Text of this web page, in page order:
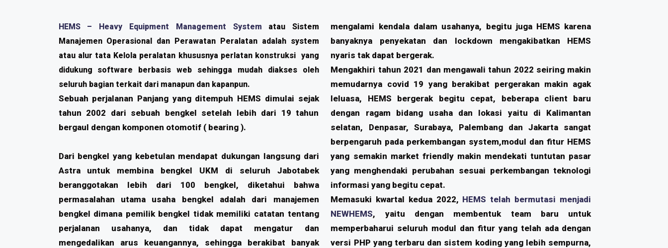
HEMS – Heavy Equipment Management System atau Sistem
Manajemen Operasional dan Perawatan Peralatan adalah system
atau alur tata Kelola peralatan khususnya perlatan konstruksi yang
didukung software berbasis web sehingga mudah diakses oleh
seluruh bagian terkait dari manapun dan kapanpun.
Sebuah perjalanan Panjang yang ditempuh HEMS dimulai sejak
tahun 2002 dari sebuah bengkel setelah lebih dari 19 tahun
bergaul dengan komponen otomotif ( bearing ).
Dari bengkel yang kebetulan mendapat dukungan langsung dari
Astra untuk membina bengkel UKM di seluruh Jabotabek
beranggotakan lebih dari 100 bengkel, diketahui bahwa
permasalahan utama usaha bengkel adalah dari manajemen
bengkel dimana pemilik bengkel tidak memiliki catatan tentang
perjalanan usahanya, dan tidak dapat mengatur dan
mengedalikan arus keuangannya, sehingga berakibat banyak
mengalami kendala dalam usahanya, begitu juga HEMS karena
banyaknya penyekatan dan lockdown mengakibatkan HEMS
nyaris tak dapat bergerak.
Mengakhiri tahun 2021 dan mengawali tahun 2022 seiring makin
memudarnya covid 19 yang berakibat pergerakan makin agak
leluasa, HEMS bergerak begitu cepat, beberapa client baru
dengan ragam bidang usaha dan lokasi yaitu di Kalimantan
selatan, Denpasar, Surabaya, Palembang dan Jakarta sangat
berpengaruh pada perkembangan system,modul dan fitur HEMS
yang semakin market friendly makin mendekati tuntutan pasar
yang menghendaki perubahan sesuai perkembangan teknologi
informasi yang begitu cepat.
Memasuki kwartal kedua 2022, HEMS telah bermutasi menjadi
NEWHEMS, yaitu dengan membentuk team baru untuk
memperbaharui seluruh modul dan fitur yang telah ada dengan
versi PHP yang terbaru dan sistem koding yang lebih sempurna,